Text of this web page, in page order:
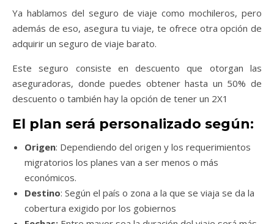
Ya hablamos del seguro de viaje como mochileros, pero
además de eso, asegura tu viaje, te ofrece otra opción de
adquirir un seguro de viaje barato.
Este seguro consiste en descuento que otorgan las
aseguradoras, donde puedes obtener hasta un 50% de
descuento o también hay la opción de tener un 2X1
El plan será personalizado según:
Origen: Dependiendo del origen y los requerimientos
migratorios los planes van a ser menos o más
económicos.
Destino: Según el país o zona a la que se viaja se da la
cobertura exigido por los gobiernos